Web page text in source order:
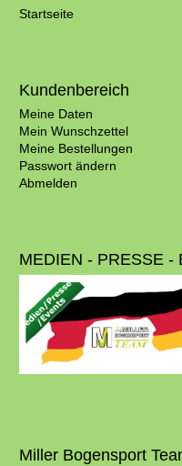
Startseite
Kundenbereich
Meine Daten
Mein Wunschzettel
Meine Bestellungen
Passwort ändern
Abmelden
MEDIEN - PRESSE -
Miller Bogensport